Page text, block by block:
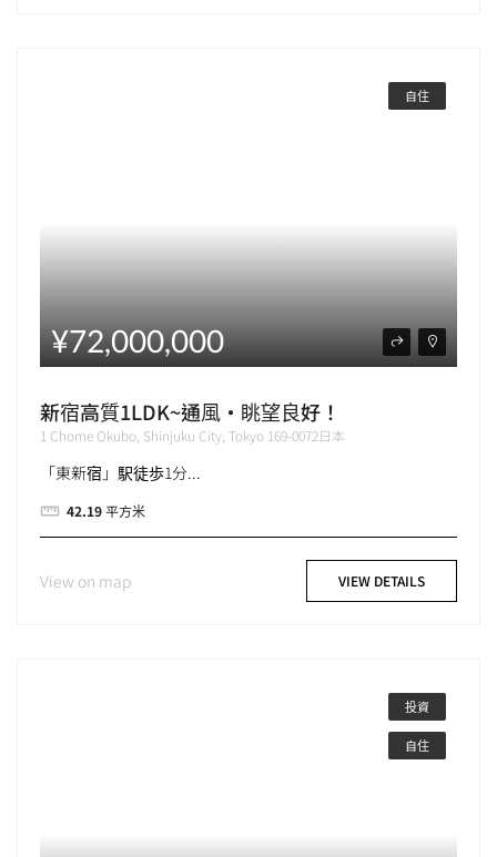
自住
¥72,000,000
新宿高質1LDK~通風・眺望良好！
1 Chome Okubo, Shinjuku City, Tokyo 169-0072日本
「東新宿」駅徒歩1分...
42.19平方米
View on map VIEW DETAILS
投資
自住